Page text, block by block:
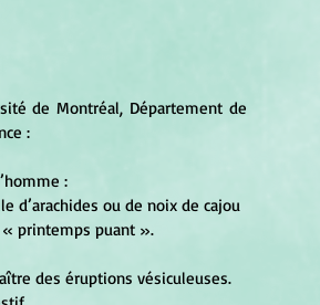
de Montréal, Département de
:
:
d’arachides ou de noix de cajou
printemps puant ».
des éruptions vésiculeuses.